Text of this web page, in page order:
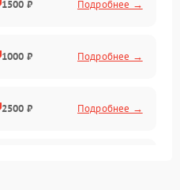
1500 ₽ Подробнее →
1000 ₽ Подробнее →
2500 ₽ Подробнее →